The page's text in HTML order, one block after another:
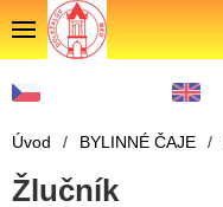
Úvod / BYLINNÉ ČAJE /
Žlučník